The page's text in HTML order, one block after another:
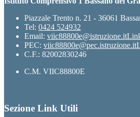
Piazzale Trento n. 21 - 36061
Tel: 0424 524932
Email: viic88800e@istruzione.it
PEC: viic88800e@pec.istruzione.it
C.F.: 82002830246
C.M. VIIC88800E
Sezione Link Utili